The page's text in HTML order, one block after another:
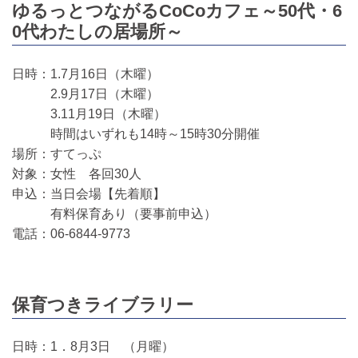
ゆるっとつながるCoCoカフェ～50代・6
0代わたしの居場所～
日時：1.7月16日（木曜）
2.9月17日（木曜）
3.11月19日（木曜）
時間はいずれも14時～15時30分開催
場所：すてっぷ
対象：女性 各回30人
申込：当日会場【先着順】
有料保育あり（要事前申込）
電話：06-6844-9773
保育つきライブラリー
日時：1．8月3日 （月曜）